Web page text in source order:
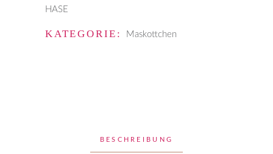
HASE
KATEGORIE: Maskottchen
BESCHREIBUNG